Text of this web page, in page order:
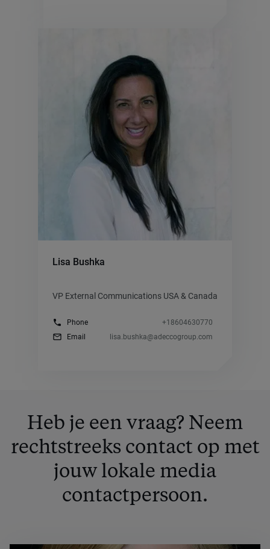
Lisa Bushka
VP External Communications USA & Canada
phone Phone +18604630770
mail_outline Email lisa.bushka@adeccogroup.com
Heb je een vraag? Neem
rechtstreeks contact op met
jouw lokale media
contactpersoon.